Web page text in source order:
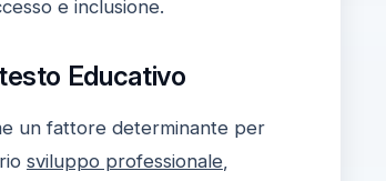
e inclusione.
Educativo
un fattore determinante per
sviluppo professionale,